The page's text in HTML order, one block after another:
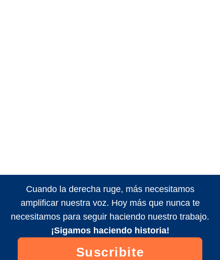
Cuando la derecha ruge, más necesitamos
amplificar nuestra voz. Hoy más que nunca te
necesitamos para seguir haciendo nuestro trabajo.
¡Sigamos haciendo historia!
Suscribite